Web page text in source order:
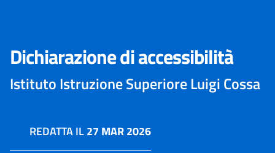
Dichiarazione di accessibilità
Istituto Istruzione Superiore Luigi Cossa
REDATTA IL27 MAR 2026